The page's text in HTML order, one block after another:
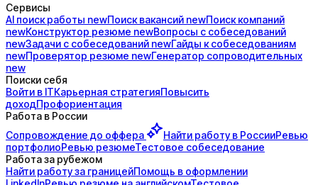
Сервисы
AI поискработы newПоисквакансий newПоисккомпаний
newКонструктор резюме newВопросы с собеседований
newЗадачи с собеседований newГайды ксобеседованиям
newПроверятор резюме newГенератор сопроводительных
new
Поиски себя
Войти в ITКарьерная стратегияПовысить
доходПрофориентация
Работа в России
Сопровождение до оффера Найти работу в РоссииРевью
портфолиоРевью резюмеТестовое собеседование
Работа за рубежом
Найти работу за границейПомощь в оформлении